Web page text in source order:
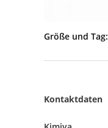
Größe und Tag:
Kontaktdaten